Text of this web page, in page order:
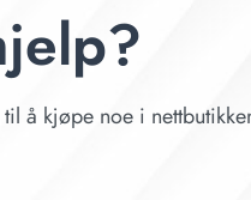
å kjøpe noe i